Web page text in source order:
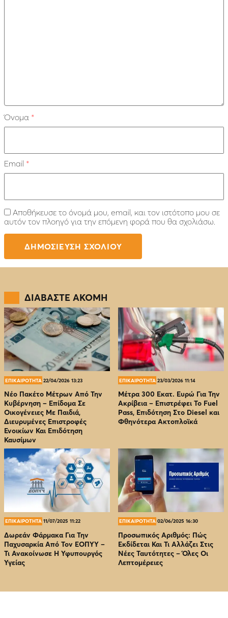
Όνομα *
Email *
Αποθήκευσε το όνομά μου, email, και τον ιστότοπο μου σε
αυτόν τον πλοηγό για την επόμενη φορά που θα σχολιάσω.
ΔΙΑΒΑΣΤΕ ΑΚΟΜΗ
ΕΠΙΚΑΙΡΟΤΗΤΑ 22/04/2026 13:23
Νέο Πακέτο Μέτρων Από Την
Κυβέρνηση – Επίδομα Σε
Οικογένειες Με Παιδιά,
Διευρυμένες Επιστροφές
Ενοικίων Και Επιδότηση
Καυσίμων
ΕΠΙΚΑΙΡΟΤΗΤΑ 23/03/2026 11:14
Μέτρα 300 Εκατ. Ευρώ Για Την
Ακρίβεια – Επιστρέφει Το Fuel
Pass, Επιδότηση Στο Diesel και
Φθηνότερα Ακτοπλοϊκά
ΕΠΙΚΑΙΡΟΤΗΤΑ 11/07/2025 11:22
Δωρεάν Φάρμακα Για Την
Παχυσαρκία Από Τον EOΠΥΥ –
Τι Ανακοίνωσε Η Υφυπουργός
Υγείας
ΕΠΙΚΑΙΡΟΤΗΤΑ 02/06/2025 16:30
Προσωπικός Αριθμός: Πώς
Εκδίδεται Και Τι Αλλάζει Στις
Νέες Ταυτότητες – Όλες Οι
Λεπτομέρειες